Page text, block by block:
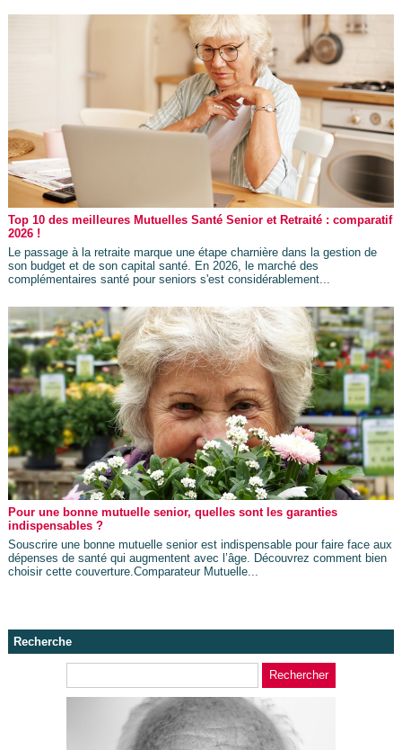
Top 10 des meilleures Mutuelles Santé Senior et Retraité : comparatif
2026 !
Le passage à la retraite marque une étape charnière dans la gestion de
son budget et de son capital santé. En 2026, le marché des
complémentaires santé pour seniors s'est considérablement...
Pour une bonne mutuelle senior, quelles sont les garanties
indispensables ?
Souscrire une bonne mutuelle senior est indispensable pour faire face aux
dépenses de santé qui augmentent avec l’âge. Découvrez comment bien
choisir cette couverture.Comparateur Mutuelle...
Recherche